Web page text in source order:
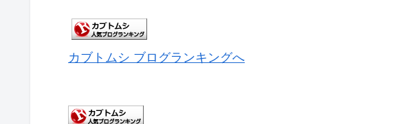
カブトムシ ブログランキングへ